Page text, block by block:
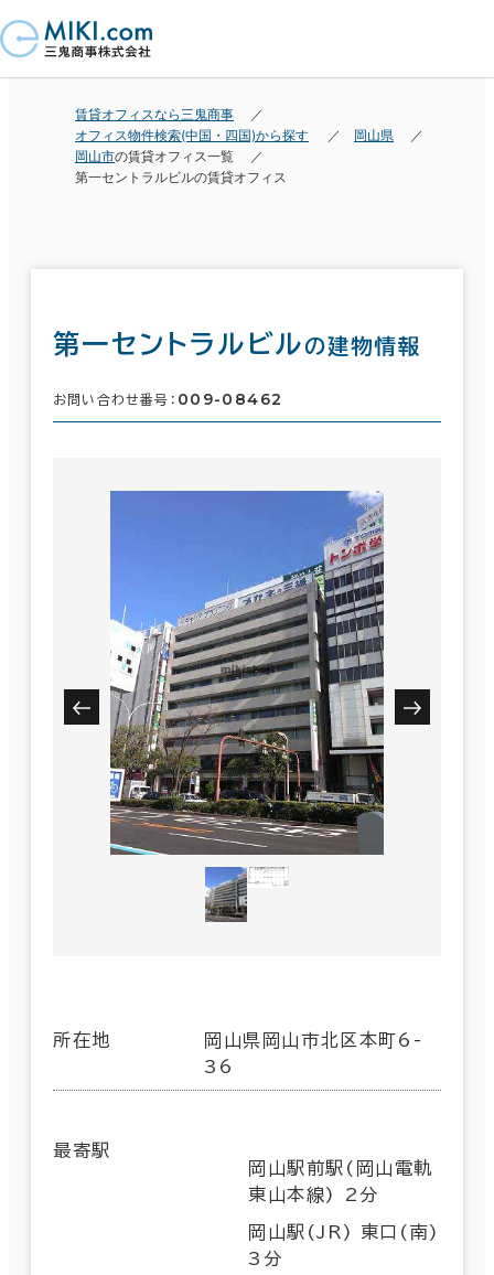
賃貸オフィスなら三鬼商事
オフィス物件検索(中国・四国)から探す
岡山県
岡山市の賃貸オフィス一覧
第一セントラルビルの賃貸オフィス
第一セントラルビルの建物情報
お問い合わせ番号： 009-08462
所在地
岡山県岡山市北区本町6-
36
最寄駅
岡山駅前駅(岡山電軌
東山本線) 2分
岡山駅(JR) 東口(南)
3分